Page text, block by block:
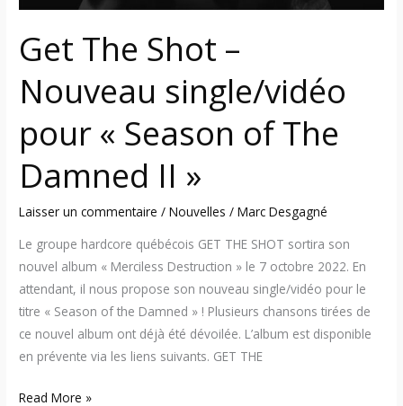
Get The Shot –
Nouveau single/vidéo
pour « Season of The
Damned II »
Laisser un commentaire /Nouvelles /Marc Desgagné
Le groupe hardcore québécois GET THE SHOT sortira son
nouvel album « Merciless Destruction » le 7 octobre 2022. En
attendant, il nous propose son nouveau single/vidéo pour le
titre « Season of the Damned » ! Plusieurs chansons tirées de
ce nouvel album ont déjà été dévoilée. L’album est disponible
en prévente via les liens suivants. GET THE
The
II »
Read More »